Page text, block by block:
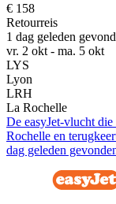
€ 158
Retourreis
1 dag geleden
vr. 2 okt - ma. 5 okt
LYS
Lyon
LRH
La Rochelle
De easyJet-vlucht
Rochelle en
dag geleden